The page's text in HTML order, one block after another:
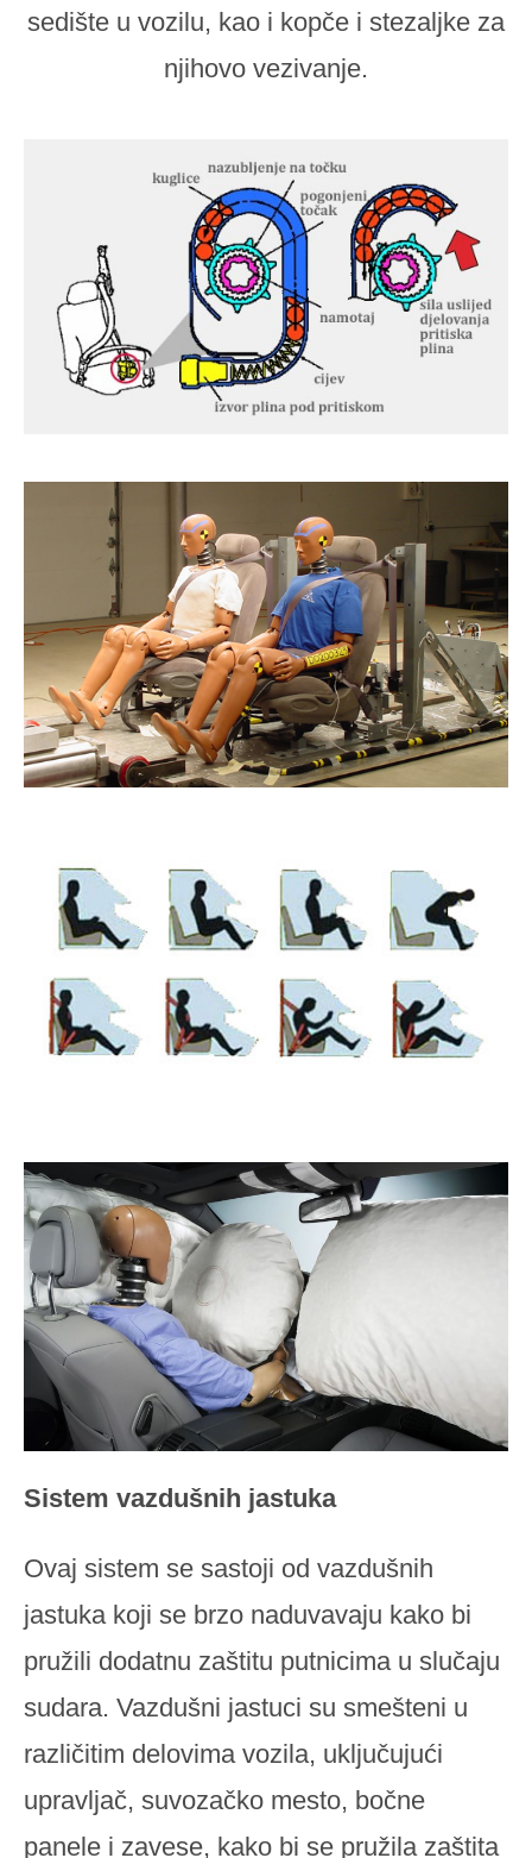
sedište u vozilu, kao i kopče i stezaljke za
njihovo vezivanje.
Sistem vazdušnih jastuka
Ovaj sistem se sastoji od vazdušnih
jastuka koji se brzo naduvavaju kako bi
pružili dodatnu zaštitu putnicima u slučaju
sudara. Vazdušni jastuci su smešteni u
različitim delovima vozila, uključujući
upravljač, suvozačko mesto, bočne
panele i zavese, kako bi se pružila zaštita